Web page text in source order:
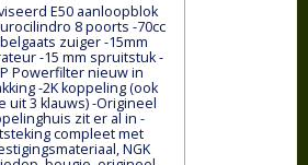
E50 aanloopblok
8 poorts -70cc
zuiger -15mm
-15 mm spruitstuk -
Powerfilter nieuw in
-2K koppeling (ook
uit 3 klauws) -Origineel
zit er al in -
compleet met
NGK